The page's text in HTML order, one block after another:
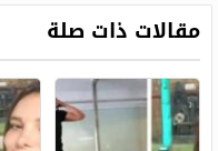
مقالات ذات صلة